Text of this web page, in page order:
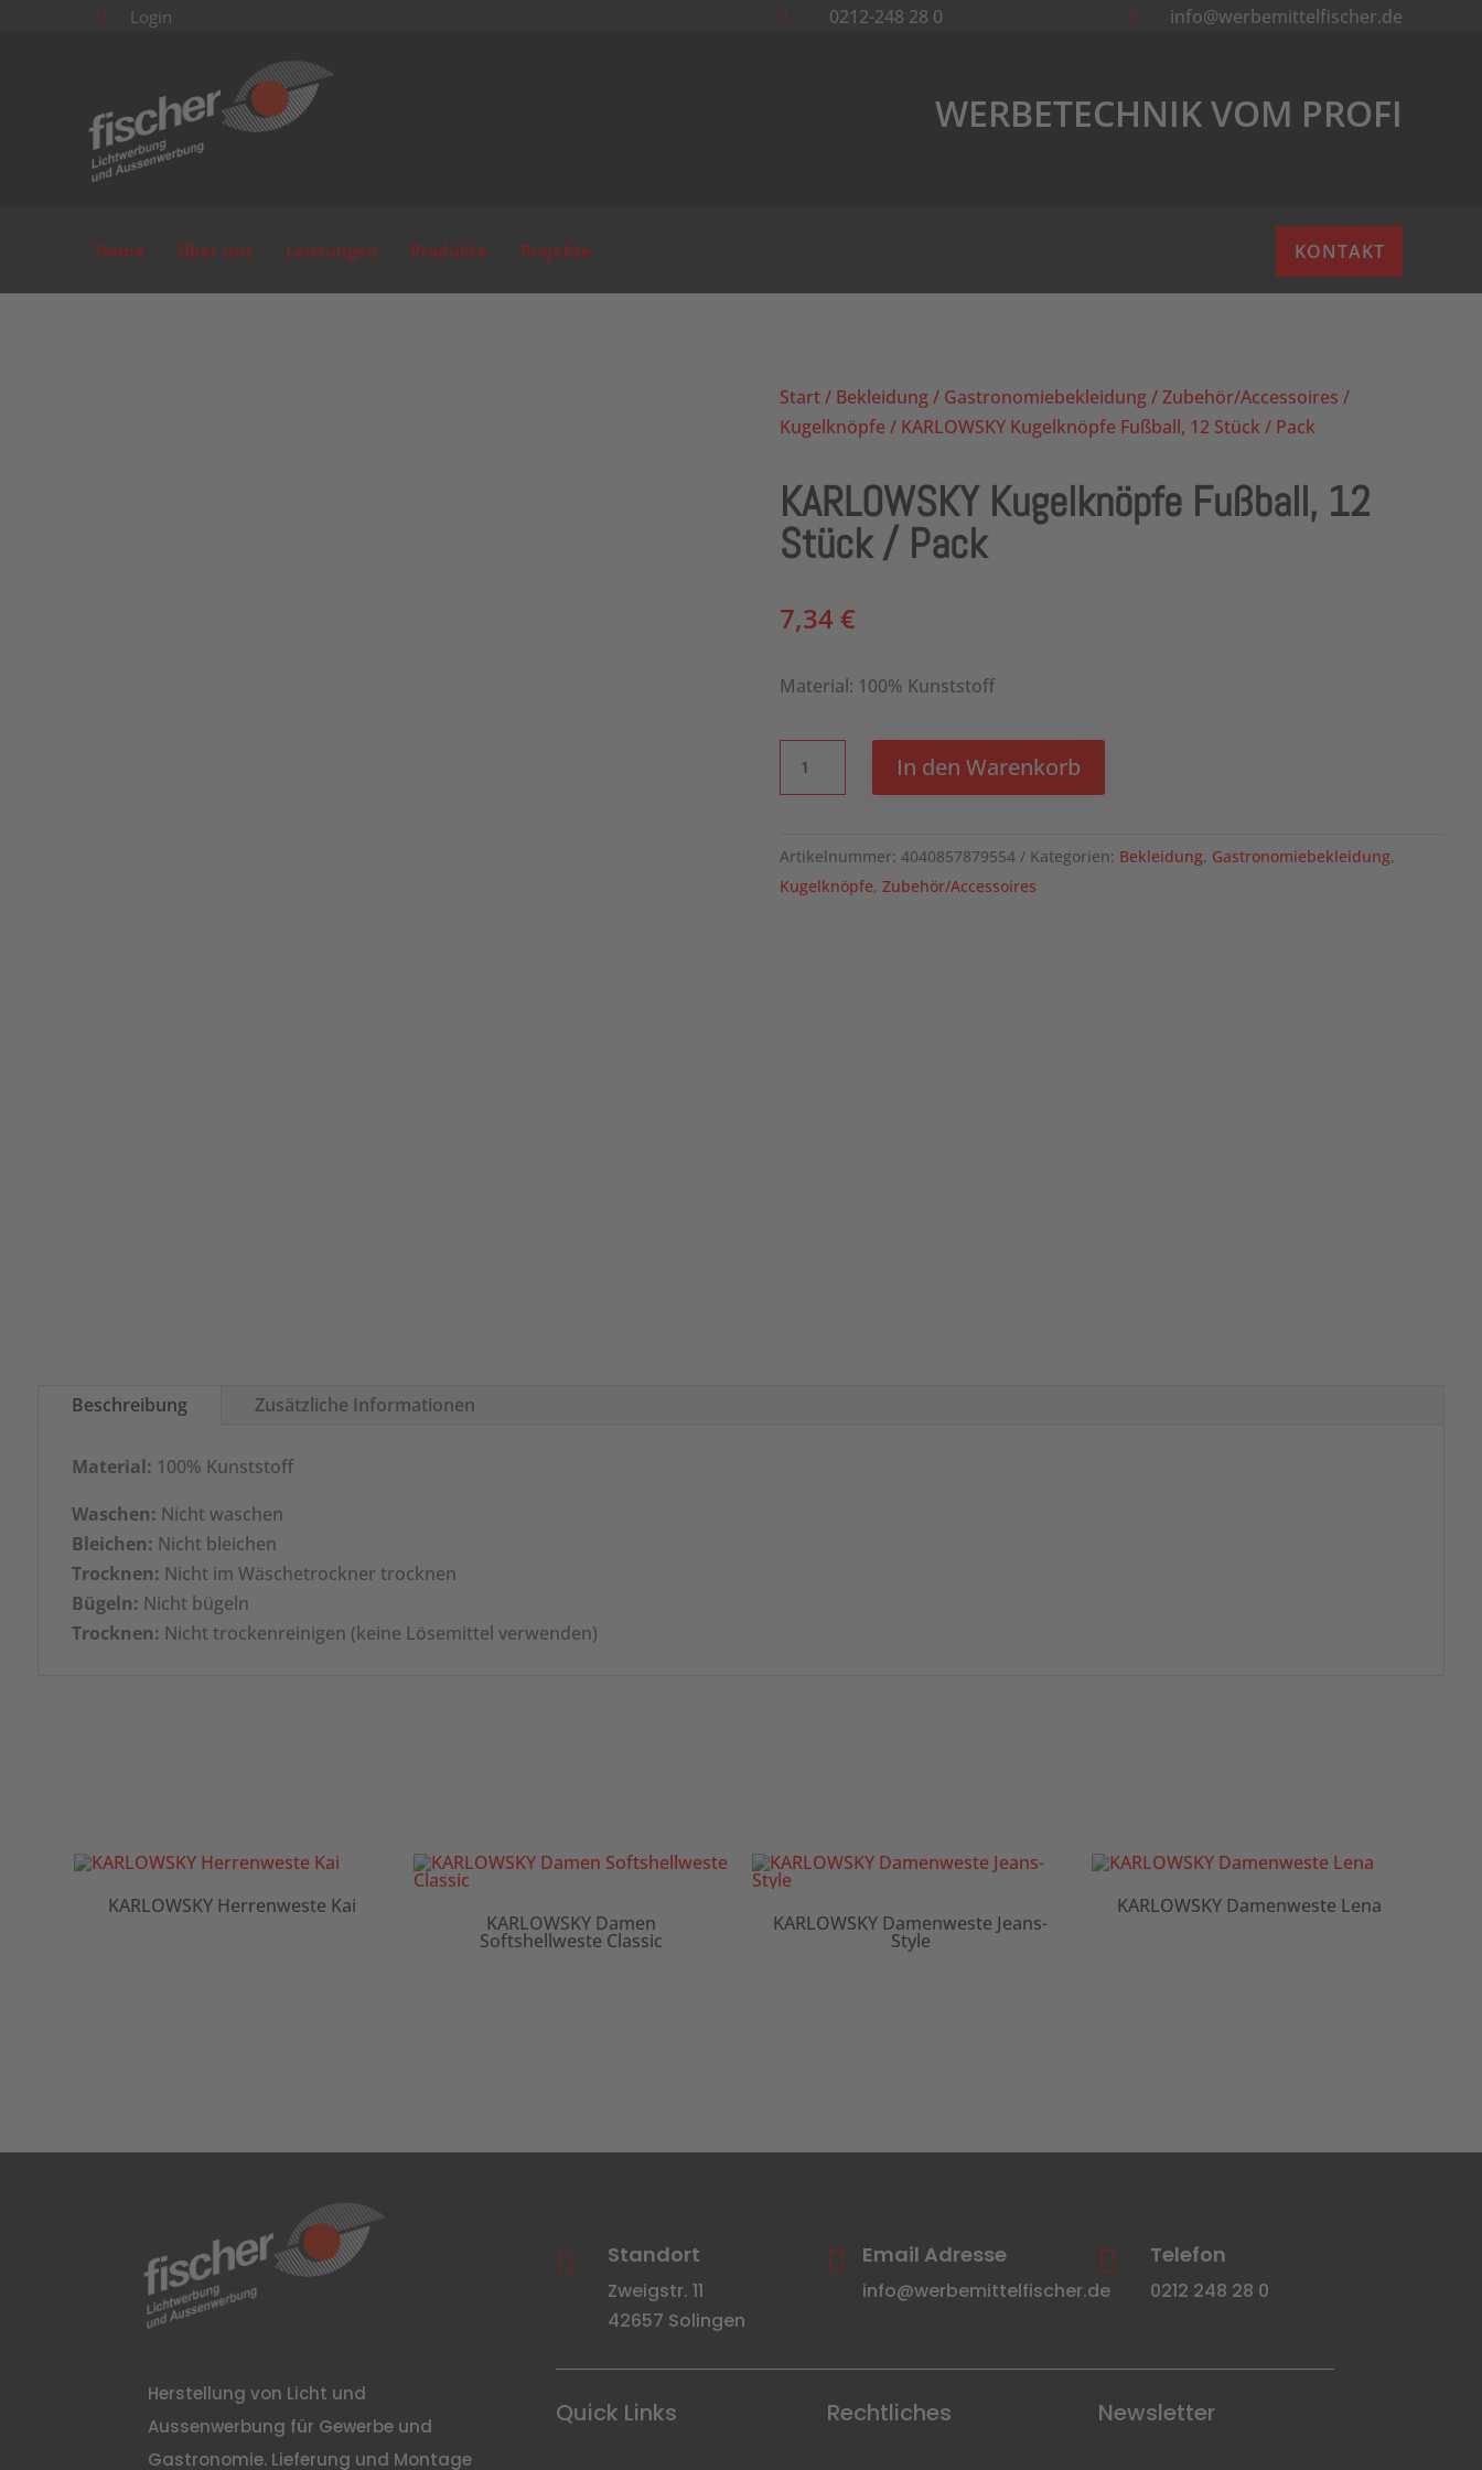
 Login  0212-248 28 0  info@werbemittelfischer.de
WERBETECHNIK VOM PROFI
Home Über uns Leistungen Produkte Projekte KONTAKT
Start/ Bekleidung/ Gastronomiebekleidung/Zubehör/Accessoires /
Kugelknöpfe/ KARLOWSKY Kugelknöpfe Fußball, 12 Stück / Pack
KARLOWSKY Kugelknöpfe Fußball, 12
Stück / Pack
7,34€
Material: 100% Kunststoff
In den Warenkorb
Artikelnummer:4040857879554 Kategorien: Bekleidung, Gastronomiebekleidung,
Kugelknöpfe,Zubehör/Accessoires
Beschreibung Zusätzliche Informationen
Material: 100% Kunststoff
Waschen: Nicht waschen
Bleichen: Nicht bleichen
Trocknen: Nicht im Wäschetrockner trocknen
Bügeln: Nicht bügeln
Trocknen: Nicht trockenreinigen (keine Lösemittel verwenden)
KARLOWSKY Herrenweste Kai
KARLOWSKY Damen
Softshellweste Classic
KARLOWSKY Damenweste Jeans-
Style
KARLOWSKY Damenweste Lena
Herstellung von Licht und
Aussenwerbung für Gewerbe und
Gastronomie. Lieferung und Montage
 Standort
Zweigstr. 11
42657 Solingen
 Email Adresse
info@werbemittelfischer.de
 Telefon
0212 248 28 0
Quick Links Rechtliches Newsletter